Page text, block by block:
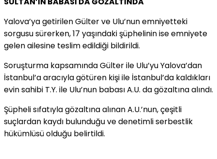
Yalova’ya getirilen Gülter ve Ulu’nun emniyetteki
sorgusu sürerken, 17 yaşındaki şüphelinin ise emniyete
gelen ailesine teslim edildiği bildirildi.
Soruşturma kapsamında Gülter ile Ulu’yu Yalova’dan
İstanbul’a aracıyla götüren kişi ile İstanbul’da kaldıkları
evin sahibi T.Y. ile Ulu’nun babası A.U. da gözaltına alındı.
Şüpheli sıfatıyla gözaltına alınan A.U.’nun, çeşitli
suçlardan kaydı bulunduğu ve denetimli serbestlik
hükümlüsü olduğu belirtildi.